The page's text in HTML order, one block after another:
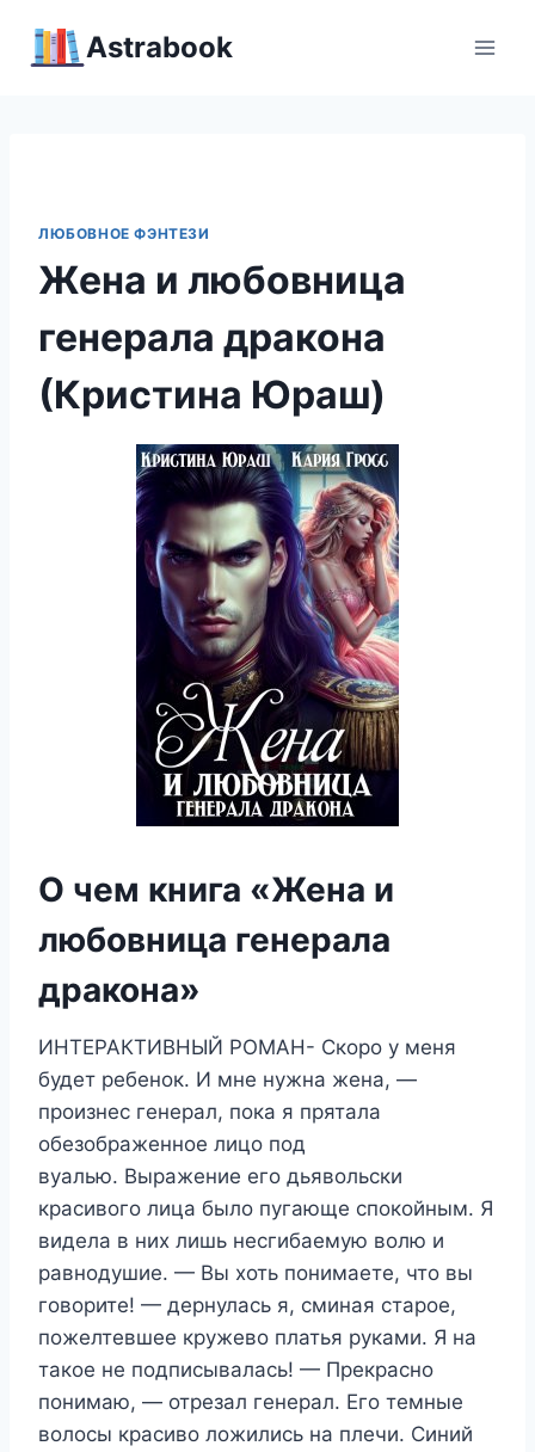
Аstrabook
ЛЮБОВНОЕ ФЭНТЕЗИ
Жена и любовница
генерала дракона
(Кристина Юраш)
О чем книга «Жена и
любовница генерала
дракона»
ИНТЕРАКТИВНЫЙ РОМАН- Скоро у меня
будет ребенок. И мне нужна жена, —
произнес генерал, пока я прятала
обезображенное лицо под
вуалью. Выражение его дьявольски
красивого лица было пугающе спокойным. Я
видела в них лишь несгибаемую волю и
равнодушие. — Вы хоть понимаете, что вы
говорите! — дернулась я, сминая старое,
пожелтевшее кружево платья руками. Я на
такое не подписывалась! — Прекрасно
понимаю, — отрезал генерал. Его темные
волосы красиво ложились на плечи. Синий